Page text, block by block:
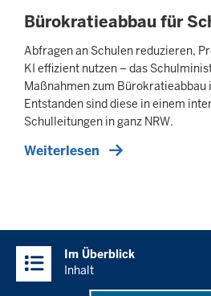
Bürokratieabbau für
Abfragen an Schulen reduzieren,
KI effizient nutzen – das
Maßnahmen zum Bürokratieabbau
Entstanden sind diese in einem
Schulleitungen in ganz NRW.
Weiterlesen
Inhalte
Im Überblick
Inhalt